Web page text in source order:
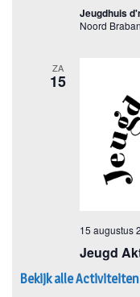
Bekijk alle Activiteiten